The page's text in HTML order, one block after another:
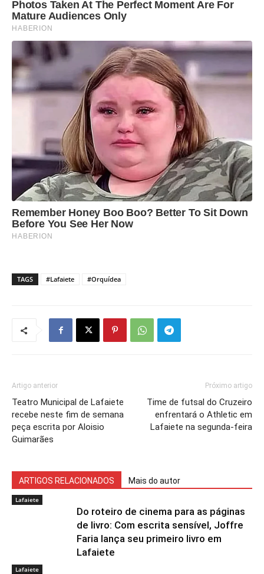
TAGS #Lafaiete #Orquídea
Artigo anterior
Teatro Municipal de Lafaiete
recebe neste fim de semana
peça escrita por Aloisio
Guimarães
Próximo artigo
Time de futsal do Cruzeiro
enfrentará o Athletic em
Lafaiete na segunda-feira
ARTIGOS RELACIONADOS Mais do autor
Lafaiete
Do roteiro de cinema para as páginas
de livro: Com escrita sensível, Joffre
Faria lança seu primeiro livro em
Lafaiete
Lafaiete